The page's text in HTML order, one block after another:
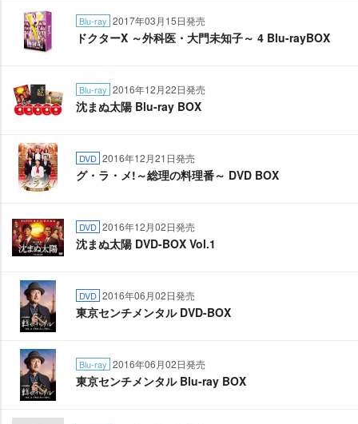
Blu-ray 2017年03月15日発売
ドクターX ～外科医・大門未知子～ 4 Blu-rayBOX
Blu-ray 2016年12月22日発売
沈まぬ太陽 Blu-ray BOX
DVD 2016年12月21日発売
グ・ラ・メ!～総理の料理番～ DVD BOX
DVD 2016年12月02日発売
沈まぬ太陽 DVD-BOX Vol.1
DVD 2016年06月02日発売
東京センチメンタル DVD-BOX
Blu-ray 2016年06月02日発売
東京センチメンタル Blu-ray BOX